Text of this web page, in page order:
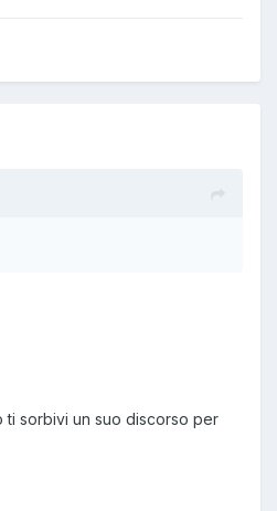
sorbivi un suo discorso per